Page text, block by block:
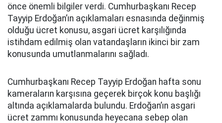
önce önemli bilgiler verdi. Cumhurbaşkanı Recep
Tayyip Erdoğan’ın açıklamaları esnasında değinmiş
olduğu ücret konusu, asgari ücret karşılığında
istihdam edilmiş olan vatandaşların ikinci bir zam
konusunda umutlanmalarını sağladı.
Cumhurbaşkanı Recep Tayyip Erdoğan hafta sonu
kameraların karşısına geçerek birçok konu başlığı
altında açıklamalarda bulundu. Erdoğan’ın asgari
ücret zammı konusunda heyecana sebep olan